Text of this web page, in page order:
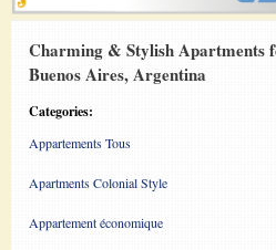
Charming & Stylish Apartments
Buenos Aires, Argentina
Categories:
Appartements Tous
Apartments Colonial Style
Appartement économique